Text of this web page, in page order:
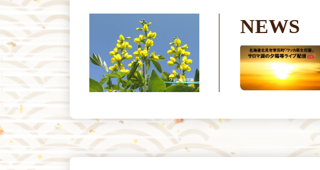
NEWS
2026.07.24
ワッカ原生花園から望むサロマ
湖の夕陽等ライブ配信